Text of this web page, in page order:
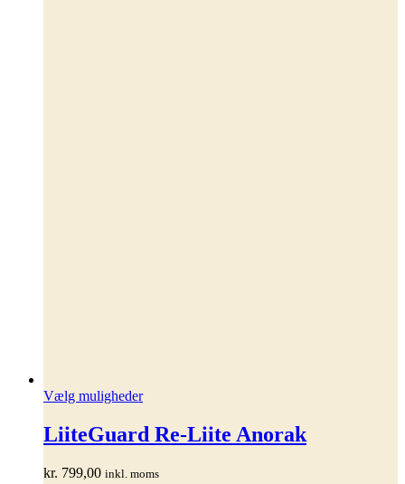
Vælg mulighederDette
har
flere
Mulighederne
LiiteGuard Re-Liite Anorak
kr. 799,00 inkl. moms